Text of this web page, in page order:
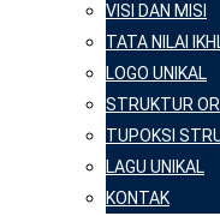
VISI DAN MISI
TATA NILAI
LOGO UNIKAL
STRUKTUR
TUPOKSI
LAGU UNIKAL
KONTAK